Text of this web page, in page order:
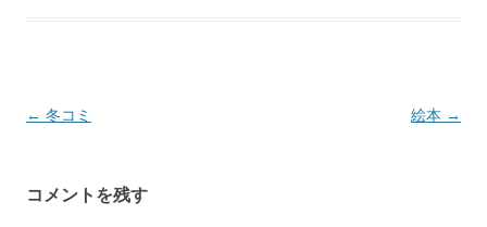
投
ビ
← 冬コミ 絵本 →
コメントを残す